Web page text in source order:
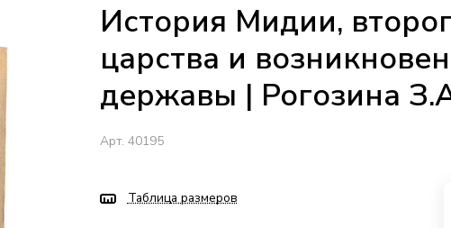
История Мидии,
царства и
державы | Рогозина
Арт. 40195
Таблица размеров